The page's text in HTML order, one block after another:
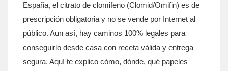
España, el citrato de clomifeno (Clomid/Omifin) es de
prescripción obligatoria y no se vende por Internet al
público. Aun así, hay caminos 100% legales para
conseguirlo desde casa con receta válida y entrega
segura. Aquí te explico cómo, dónde, qué papeles